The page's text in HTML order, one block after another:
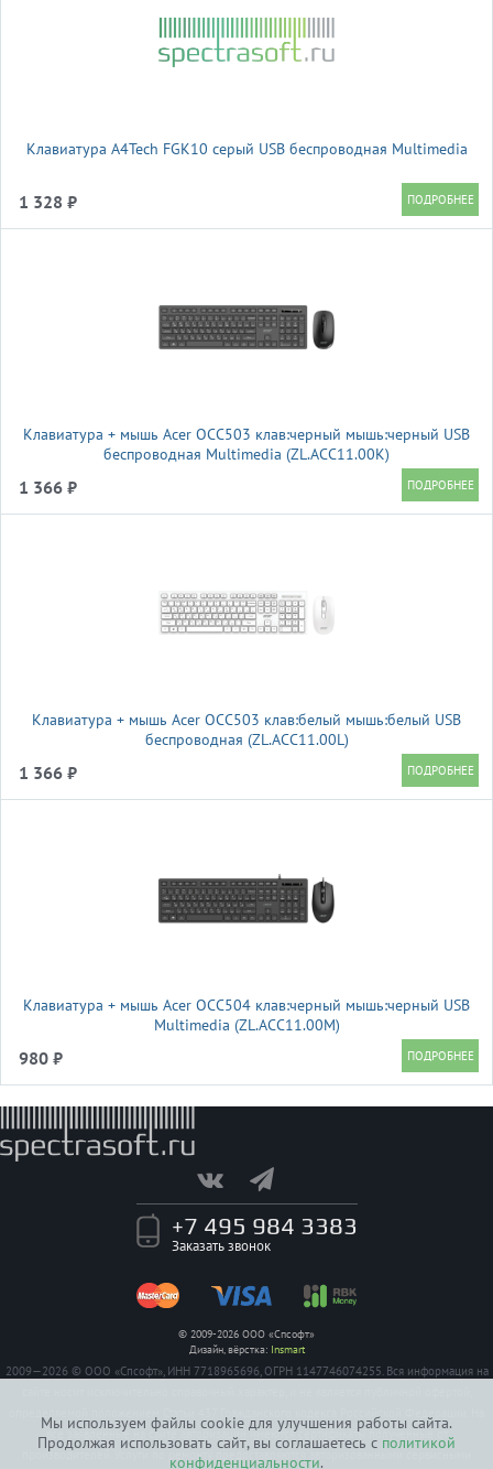
Мы используем файлы cookie для улучшения работы сайта.
Продолжая использовать сайт, вы соглашаетесь с политикой
конфиденциальности.
Клавиатура A4Tech FGK10 серый USB беспроводная Multimedia
1 328 ₽
Клавиатура + мышь Acer OCC503 клав:черный мышь:черный USB
беспроводная Multimedia (ZL.ACC11.00K)
1 366 ₽
Клавиатура + мышь Acer OCC503 клав:белый мышь:белый USB
беспроводная (ZL.ACC11.00L)
1 366 ₽
Клавиатура + мышь Acer OCC504 клав:черный мышь:черный USB
Multimedia (ZL.ACC11.00M)
980 ₽
+7 495 984 3383
Заказать звонок
© 2009-2026 ООО «Спсофт»
Дизайн, вёрстка: Insmart
2009—2026 © ООО «Спсофт», ИНН 7718965696, ОГРН 1147746074255. Вся информация на
определяемой положением Статьи 437 Гражданского кодекса Российской Федерации. На
все заявленные на сайте авторизации имеются сертификаты полученные от
производителей. Услуги по ремонту предоставляются авторизованными сервисными